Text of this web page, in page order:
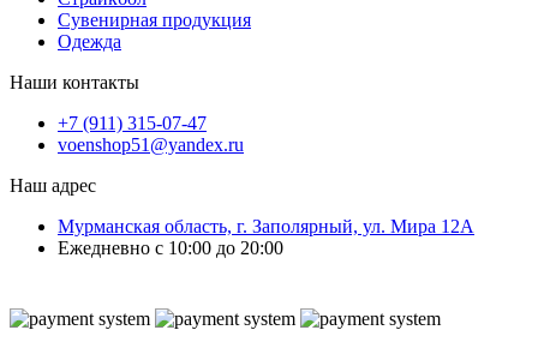
Сувенирная продукция
Одежда
Наши контакты
+7 (911) 315-07-47
voenshop51@yandex.ru
Наш адрес
Мурманская область, г. Заполярный, ул. Мира 12А
Ежедневно с 10:00 до 20:00